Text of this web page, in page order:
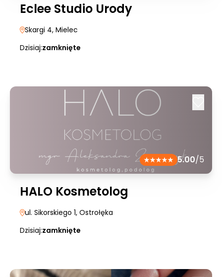
Eclee Studio Urody
Skargi 4, Mielec
Dzisiaj:zamknięte
5.00/5
HALO Kosmetolog
ul. Sikorskiego 1, Ostrołęka
Dzisiaj:zamknięte